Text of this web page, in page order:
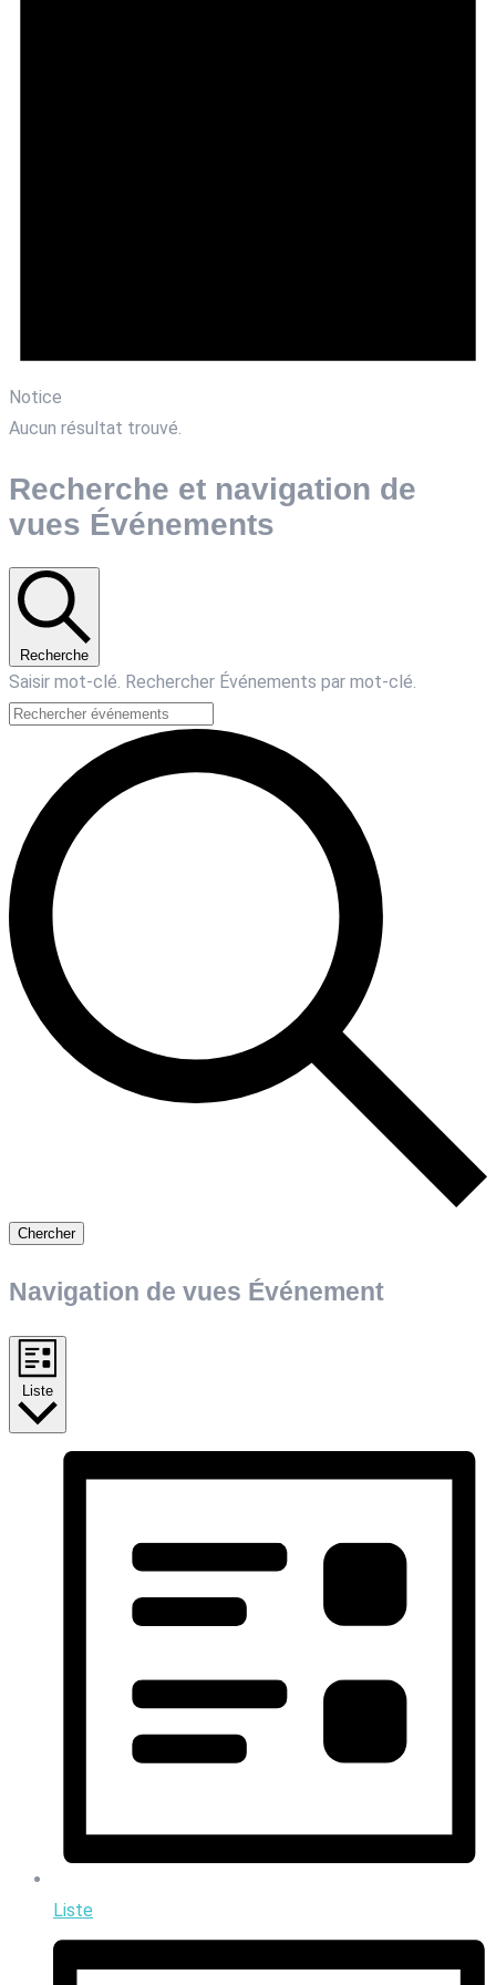
Notice
Aucun résultat trouvé.
Recherche et navigation de
vues Événements
Recherche
Saisir mot-clé. Rechercher Événements par mot-clé.
Chercher
Navigation de vues Événement
Liste
Liste